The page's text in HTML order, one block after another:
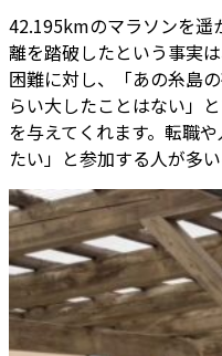
42.195kmのマラソンを遥
離を踏破したという事実
困難に対し、「あの糸島
らい大したことはない」
を与えてくれます。転職
たい」と参加する人が多い